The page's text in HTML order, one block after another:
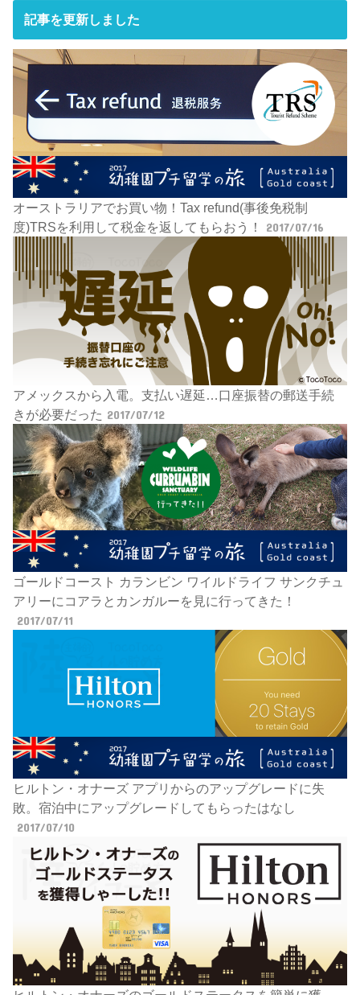
記事を更新しました
オーストラリアでお買い物！Tax refund(事後免税制
度)TRSを利用して税金を返してもらおう！
2017/07/16
アメックスから入電。支払い遅延…口座振替の郵送手続
きが必要だった 2017/07/12
ゴールドコースト カランビン ワイルドライフ サンクチュ
アリーにコアラとカンガルーを見に行ってきた！
2017/07/11
ヒルトン・オナーズ アプリからのアップグレードに失
敗。宿泊中にアップグレードしてもらったはなし
2017/07/10